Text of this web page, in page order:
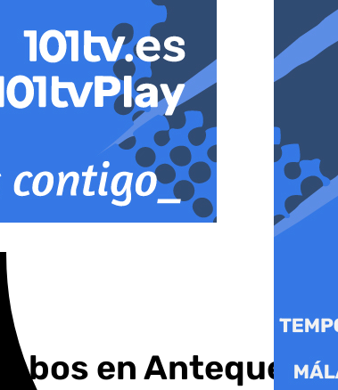
en Antequera